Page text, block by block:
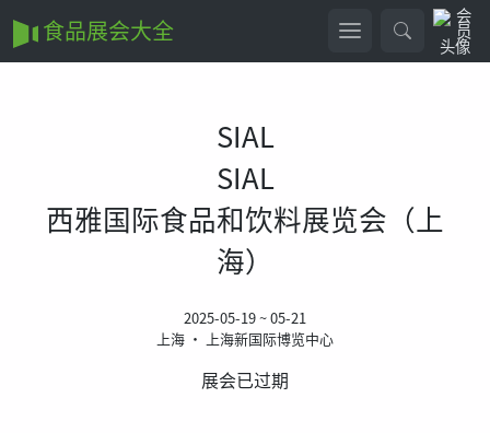
食品展会大全
SIAL
SIAL
西雅国际食品和饮料展览会（上
海）
2025-05-19 ~ 05-21
上海 • 上海新国际博览中心
展会已过期